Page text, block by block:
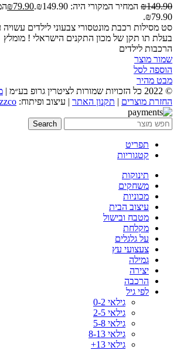
₪149.90 המחיר המקורי היה: ₪149.90. ₪79.90
₪79.90.
סט מסילות רכבת מונטסורי צבעוני לילדים עשויה
בעלת תו תקן של מכון התקנים הישראלי !
הרכבות לילדים
שמור מוצר
הוספה לסל
מבט מהיר
© 2022 כל הזכויות שמורות לציטרין גרופ בע״מ |
החזרת מוצרים | תקנון האתר | עיצוב ופיתוח:
Search
תפריט
קטגוריות
תינוקות
משחקים
מכוניות
עיצוב הבית
מטבח ובישול
מקלחת
על גלגלים
צעצועי עץ
גמילה
יצירה
הרכבה
לפי גיל
גילאי 0-2
גילאי 2-5
גילאי 5-8
גילאי 8-13
גילאי 13+